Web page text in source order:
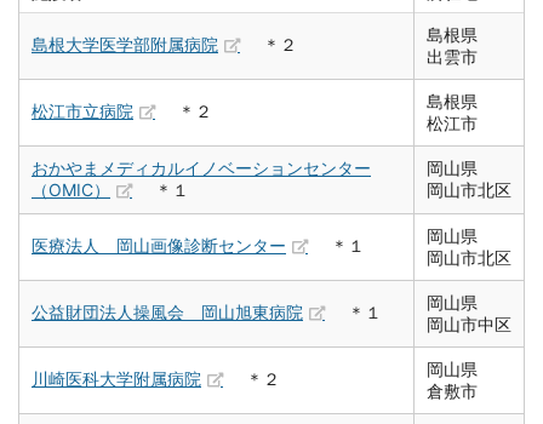
島根大学医学部附属病院 ＊２
島根県
出雲市
松江市立病院 ＊２
島根県
松江市
おかやまメディカルイノベーションセンター
（OMIC）
＊１
岡山県
岡山市北区
医療法人 岡山画像診断センター ＊１
岡山県
岡山市北区
公益財団法人操風会 岡山旭東病院 ＊１
岡山県
岡山市中区
川崎医科大学附属病院 ＊２
岡山県
倉敷市